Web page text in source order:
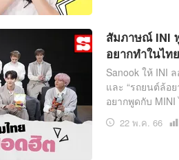
ติดตามสนุกโซเชียลได้ที่
ร์ (ประเทศไทย) จำกัด
สัมภาษณ์ INI
อยากทำในไทย
Sanook ให้ INI
และ “รถยนต์ล้อ
อยากพูดกับ MINI
22 พ.ค. 66